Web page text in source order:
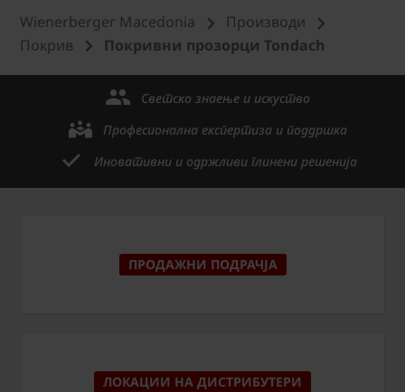
Wienerberger Macedonia
Производи
Покрив
Покривни прозорци Tondach
Светско знаење и искуство
Професионална експертиза и поддршка
Иновативни и одржливи глинени решенија
ПРОДАЖНИ ПОДРАЧЈА
ЛОКАЦИИ НА ДИСТРИБУТЕРИ